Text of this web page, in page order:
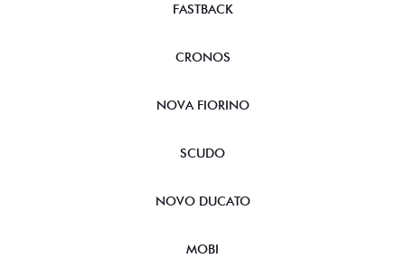
FASTBACK
CRONOS
NOVA FIORINO
SCUDO
NOVO DUCATO
MOBI